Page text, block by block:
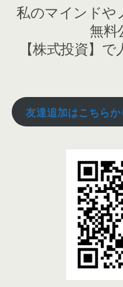
私のマインドや
無料
【株式投資】
友達追加はこちらか